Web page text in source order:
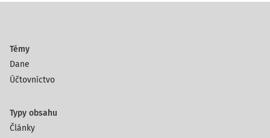
Témy
Dane
Účtovníctvo
Typy obsahu
Články